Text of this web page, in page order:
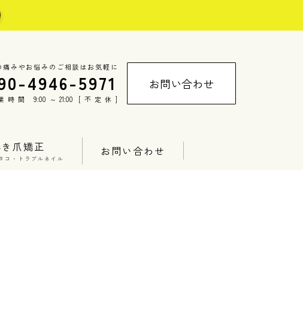
痛みやお悩みのご相談はお気軽に
4946-5971
時間 9:00～21:00 [不定休]
お問い合わせ
爪矯正
コ・トラブルネイル
お問い合わせ